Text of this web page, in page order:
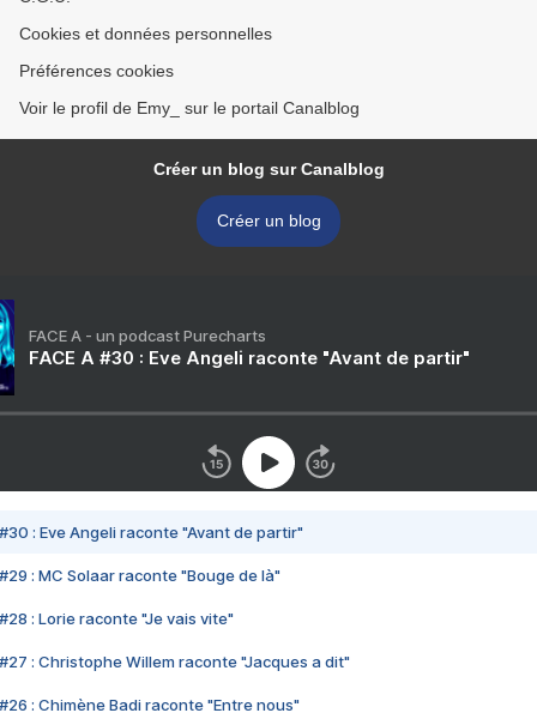
Cookies et données personnelles
Préférences cookies
Voir le profil de Emy_ sur le portail Canalblog
Créer un blog sur Canalblog
Créer un blog
FACE A - un podcast Purecharts
FACE A #30 : Eve Angeli raconte "Avant de partir"
#30 : Eve Angeli raconte "Avant de partir"
#29 : MC Solaar raconte "Bouge de là"
#28 : Lorie raconte "Je vais vite"
#27 : Christophe Willem raconte "Jacques a dit"
#26 : Chimène Badi raconte "Entre nous"